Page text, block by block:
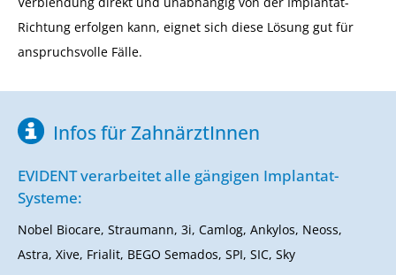
Richtung erfolgen kann, eignet sich diese Lösung gut für
anspruchsvolle Fälle.
Infos für ZahnärztInnen
EVIDENT verarbeitet alle gängigen Implantat-
Systeme:
Nobel Biocare, Straumann, 3i, Camlog, Ankylos, Neoss,
Astra, Xive, Frialit, BEGO Semados, SPI, SIC, Sky